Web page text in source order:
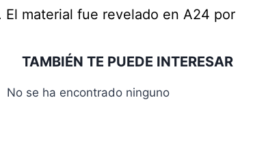
material fue revelado en A24 por
TAMBIÉN TE PUEDE INTERESAR
No se ha encontrado ninguno